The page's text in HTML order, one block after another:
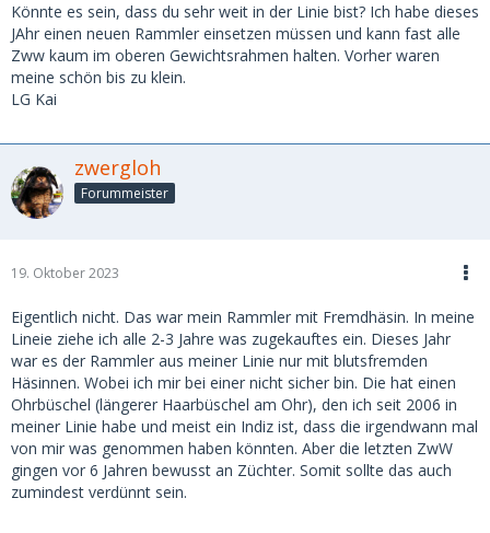
Könnte es sein, dass du sehr weit in der Linie bist? Ich habe dieses
JAhr einen neuen Rammler einsetzen müssen und kann fast alle
Zww kaum im oberen Gewichtsrahmen halten. Vorher waren
meine schön bis zu klein.
LG Kai
zwergloh
Forummeister
19. Oktober 2023
Eigentlich nicht. Das war mein Rammler mit Fremdhäsin. In meine
Lineie ziehe ich alle 2-3 Jahre was zugekauftes ein. Dieses Jahr
war es der Rammler aus meiner Linie nur mit blutsfremden
Häsinnen. Wobei ich mir bei einer nicht sicher bin. Die hat einen
Ohrbüschel (längerer Haarbüschel am Ohr), den ich seit 2006 in
meiner Linie habe und meist ein Indiz ist, dass die irgendwann mal
von mir was genommen haben könnten. Aber die letzten ZwW
gingen vor 6 Jahren bewusst an Züchter. Somit sollte das auch
zumindest verdünnt sein.